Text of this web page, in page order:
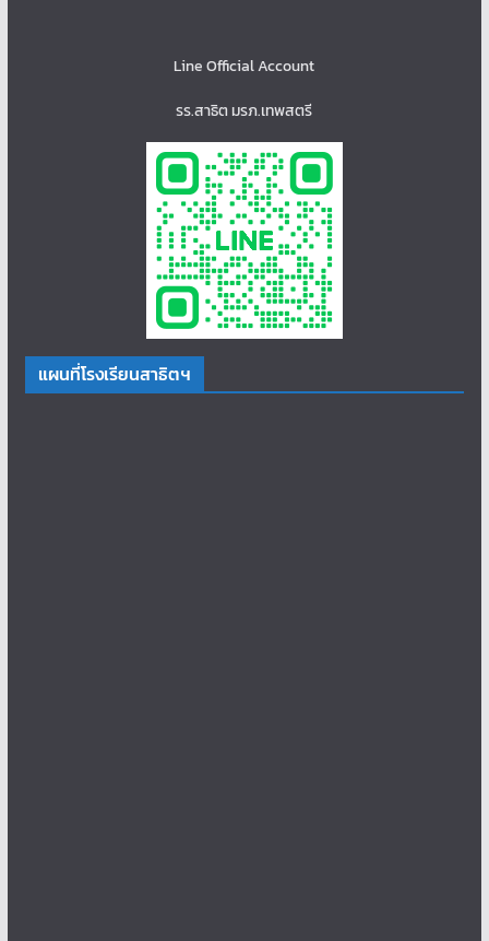
Line Official Account
รร.สาธิต มรภ.เทพสตรี
แผนที่โรงเรียนสาธิตฯ